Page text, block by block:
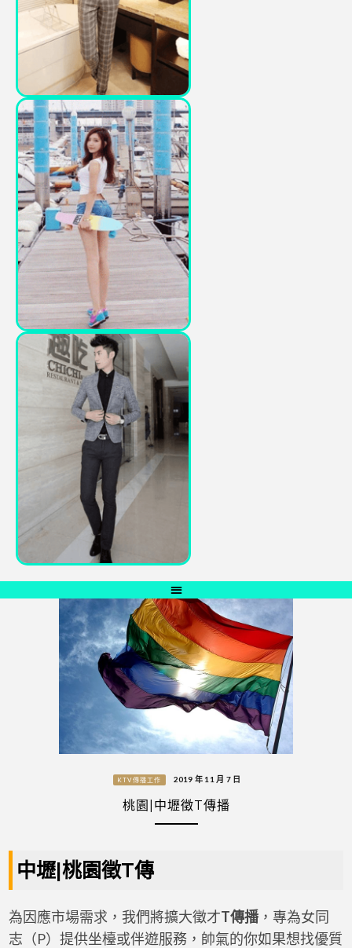
KTV傳播工作 2019 年 11 月 7 日
桃園|中壢徵T傳播
中壢|桃園徵T傳
為因應市場需求，我們將擴大徵才T傳播 ，專為女同
志（P）提供坐檯或伴遊服務，帥氣的你如果想找優質